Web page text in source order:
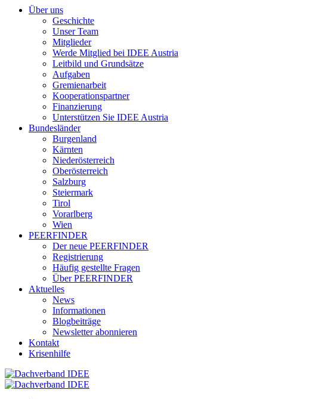
Über uns
Geschichte
Unser Team
Mitglieder
Werde Mitglied bei IDEE Austria
Leitbild und Grundsätze
Aufgaben
Gremienarbeit
Kooperationspartner
Finanzierung
Unterstützen Sie IDEE Austria
Bundesländer
Burgenland
Kärnten
Niederösterreich
Oberösterreich
Salzburg
Steiermark
Tirol
Vorarlberg
Wien
PEERFINDER
Der neue PEERFINDER
Registrierung
Häufig gestellte Fragen
Über PEERFINDER
Aktuelles
News
Informationen
Blogbeiträge
Newsletter abonnieren
Kontakt
Krisenhilfe